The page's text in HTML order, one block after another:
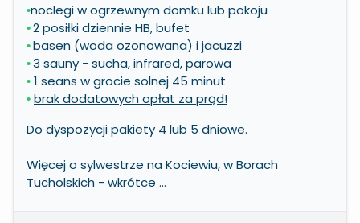
•noclegi w ogrzewnym domku lub pokoju
•2 posiłki dziennie HB, bufet
•basen (woda ozonowana) i jacuzzi
•3 sauny - sucha, infrared, parowa
• 1 seans w grocie solnej 45 minut
• brak dodatowych opłat za prąd!
Do dyspozycji pakiety 4 lub 5 dniowe.
Więcej o sylwestrze na Kociewiu, w Borach
Tucholskich - wkrótce ...